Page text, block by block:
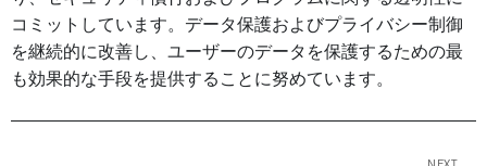
コミットしています。データ保護およびプライバシー制御
を継続的に改善し、ユーザーのデータを保護するための最
も効果的な手段を提供することに努めています。